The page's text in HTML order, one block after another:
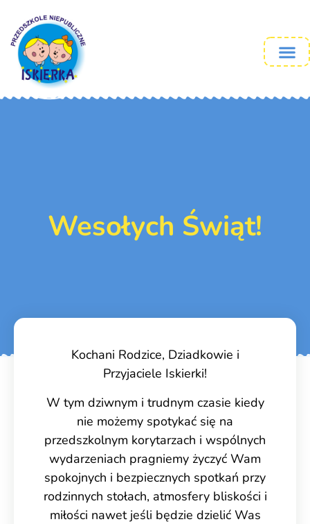
Wesołych Świąt!
Kochani Rodzice, Dziadkowie i
Przyjaciele Iskierki!
W tym dziwnym i trudnym czasie kiedy
nie możemy spotykać się na
przedszkolnym korytarzach i wspólnych
wydarzeniach pragniemy życzyć Wam
spokojnych i bezpiecznych spotkań przy
rodzinnych stołach, atmosfery bliskości i
miłości nawet jeśli będzie dzielić Was